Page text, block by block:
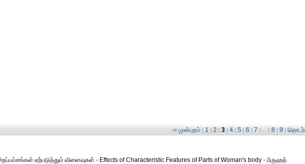
‹‹ முன்புறம் | 1 | 2 | 3 | 4 | 5 | 6 | 7 | ... | 8 | 9 |
ஏற்படுத்தும் விளைவுகள் - Effects of Characteristic Features of Parts of Woman's body - பிருஹத்